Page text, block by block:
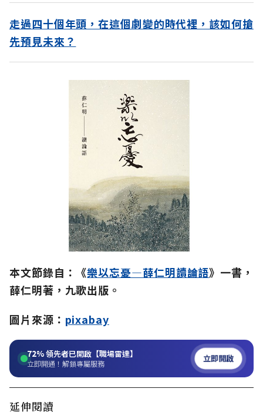
走過四十個年頭，在這個劇變的時代裡，該如何搶
先預見未來？
本文節錄自：《樂以忘憂—薛仁明讀論語》一書，
薛仁明著，九歌出版。
圖片來源： pixabay
72%領先者已開啟【職場雷達】
立即開通！解鎖專屬服務 立即開啟
延伸閱讀